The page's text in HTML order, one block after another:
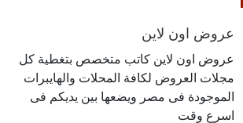
عروض اون لاين
عروض اون لاين كاتب متخصص بتغطية كل
مجلات العروض لكافة المحلات والهايبرات
الموجودة فى مصر ويضعها بين يديكم فى
اسرع وقت